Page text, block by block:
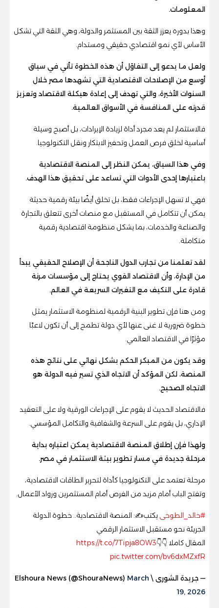
المعلومات.
وهذا بدوره يعزز الثقة بين المستثمر والدولة، وهي الثقة التي تشكل
الأساس لأي نمو اقتصادي حقيقي ومستدام.
ولعل ما يدعو إلى التفاؤل أن هذه الخطوة تأتي في سياق
أوسع من الإصلاحات الاقتصادية التي تشهدها مصر خلال
السنوات الأخيرة، والتي تهدف إلى إعادة هيكلة الاقتصاد وتعزيز
قدرته على المنافسة في الأسواق العالمية.
فالاستثمار لم يعد مجرد أداة لزيادة الإيرادات، بل أصبح وسيلة
أساسية لخلق فرص العمل وتحفيز الابتكار ونقل التكنولوجيا.
وفي هذا السياق، يمكن النظر إلى المنصة الاقتصادية
باعتبارها إحدى الأدوات التي تساعد على تحقيق هذا الهدف.
فهي لا تسهل الإجراءات فقط، بل تخلق أيضًا بيئة رقمية حديثة
يمكن أن تتكامل في المستقبل مع منصات أخرى تتعلق بالتجارة
والصناعة والخدمات، بما يشكل منظومة اقتصادية رقمية
متكاملة.
لقد تعلمنا من تجارب الدول الناجحة أن الإصلاح الحقيقي يبدأ
من الإدارة، وأن الاقتصاد القوي يحتاج إلى مؤسسات مرنة
قادرة على التكيف مع التغيرات السريعة في العالم.
ومن هنا فإن تطوير البنية الرقمية لمنظومة الاستثمار يمثل
خطوة ضرورية لا غنى عنها لأي دولة تطمح إلى أن تكون لاعبًا
مؤثرًا في الاقتصاد العالمي.
وقد يكون من المبكر الحكم بشكل نهائي على نتائج هذه
المنصة، لكن المؤكد أن الاتجاه الذي تسير فيه الدولة هو
الاتجاه الصحيح.
فالاقتصاد الحديث لا يقوم على الإجراءات الورقية ولا على التعقيد
الإداري، بل يقوم على السرعة والشفافية والتكامل المؤسسي.
ولهذا فإن إطلاق المنصة الاقتصادية يمكن اعتباره بداية
مرحلة جديدة في مسار تطوير بيئة الاستثمار في مصر.
مرحلة تعتمد على التكنولوجيا كأداة لتحرير الطاقات الاقتصادية،
وتفتح الباب أمام مزيد من الفرص أمام المستثمرين ورواد الأعمال.
#خالد_الطوخى يكتب✍️: المنصة الاقتصادية.. خطوة الدولة
الجريئة نحو مستقبل الاستثمار الرقمي
المقال كاملا 👇👇https://t.co/7Tipja8OW3
pic.twitter.com/bv6dxMZxfR
— جريدة الشورى \ Elshoura News (@ShouraNews) March
19, 2026